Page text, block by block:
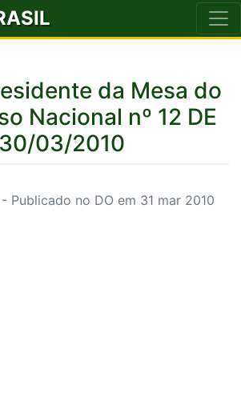
da Mesa do
Nacional nº 12 DE
30/03/2010
Publicado no DO em 31 mar 2010